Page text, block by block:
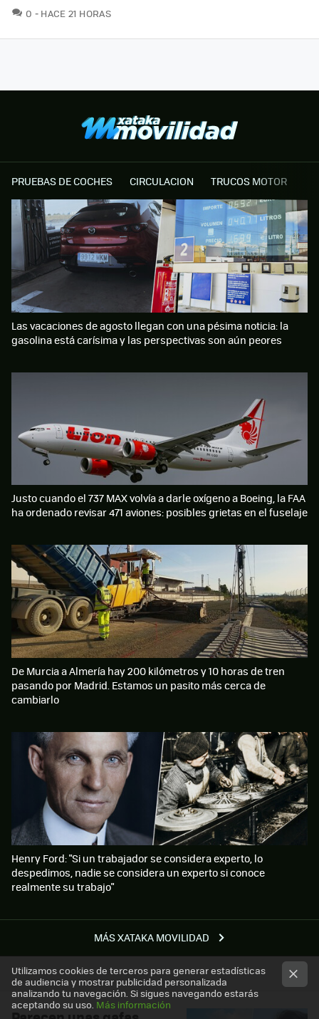
0 COMENTARIOS
HACE 21 HORAS
PRUEBAS DE COCHES CIRCULACION TRUCOS MOTOR
MÁS XATAKA MOVILIDAD
Las vacaciones de agosto llegan con una pésima noticia: la
gasolina está carísima y las perspectivas son aún peores
Justo cuando el 737 MAX volvía a darle oxígeno a Boeing, la FAA
ha ordenado revisar 471 aviones: posibles grietas en el fuselaje
De Murcia a Almería hay 200 kilómetros y 10 horas de tren
pasando por Madrid. Estamos un pasito más cerca de
cambiarlo
Henry Ford: "Si un trabajador se considera experto, lo
despedimos, nadie se considera un experto si conoce
realmente su trabajo"
Utilizamos cookies de terceros para generar estadísticas
de audiencia y mostrar publicidad personalizada
analizando tu navegación. Si sigues navegando estarás
aceptando su uso. Más información